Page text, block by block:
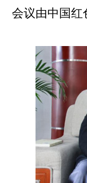
会议由中国红